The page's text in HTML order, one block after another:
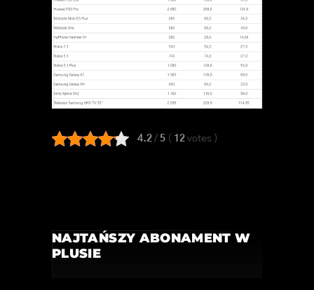
4.2 / 5 ( 12 votes )
NAJTAŃSZY ABONAMENT W
PLUSIE